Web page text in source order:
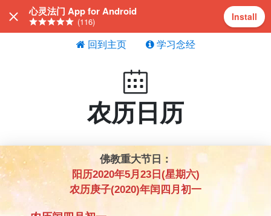
心灵法门 App for Android
(116) Install
回到主页 学习念经
农历日历
佛教重大节日：
阳历2020年5月23日(星期六)
农历庚子(2020)年闰四月初一